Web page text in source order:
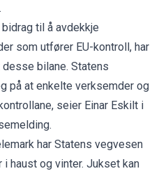
til å avdekkje
som utfører EU-kontroll, har
bilane. Statens
på at enkelte verksemder og
seier Einar Eskilt i
har Statens vegvesen
haust og vinter. Jukset kan